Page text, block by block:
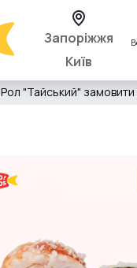
Запоріжжя
Київ
Рол "Тайський"